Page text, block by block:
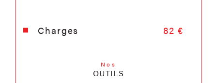
Charges 82 €
Nos
OUTILS